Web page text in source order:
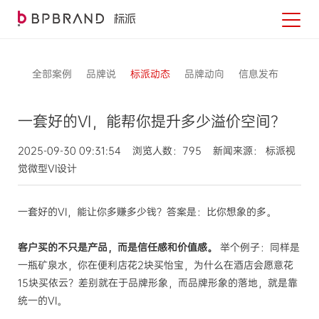
全部案例 品牌说 标派动态 品牌动向 信息发布
一套好的VI，能帮你提升多少溢价空间？
2025-09-30 09:31:54 浏览人数：795 新闻来源： 标派视
觉微型VI设计
一套好的VI，能让你多赚多少钱？答案是：比你想象的多。
客户买的不只是产品，而是信任感和价值感。
举个例子：同样是
一瓶矿泉水，你在便利店花2块买怡宝，为什么在酒店会愿意花
15块买依云？差别就在于品牌形象，而品牌形象的落地，就是靠
统一的VI。